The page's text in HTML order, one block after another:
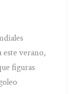
este verano,
figuras